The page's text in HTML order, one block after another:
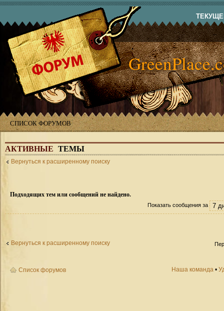
СПИСОК ФОРУМОВ
АКТИВНЫЕ ТЕМЫ
Вернуться к расширенному поиску
Подходящих тем или сообщений не найдено.
Показать сообщения за
Вернуться к расширенному поиску
Список форумов Наша команда •